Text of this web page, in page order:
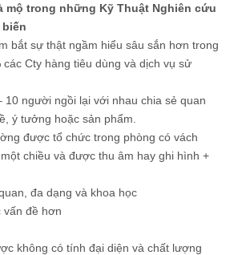
mộ trong những Kỹ Thuật Nghiên cứu
bắt sự thật ngầm hiểu sâu sắn hơn trong
các Cty hàng tiêu dùng và dịch vụ sử
10 người ngồi lại với nhau chia sẻ quan
ý tưởng hoặc sản phẩm.
được tổ chức trong phòng có vách
chiều và được thu âm hay ghi hình +
đa dạng và khoa học
vấn đề hơn
không có tính đại diện và chất lượng